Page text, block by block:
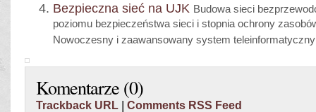
Bezpieczna sieć na UJK Budowa sieci
poziomu bezpieczeństwa sieci i stopnia ochrony
Nowoczesny i zaawansowany system
Komentarze (0)
Trackback URL Comments RSS Feed